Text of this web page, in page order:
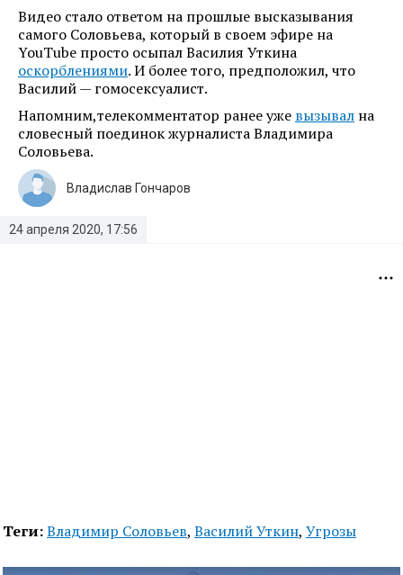
Видео стало ответом на прошлые высказывания
самого Соловьева, который в своем эфире на
YouTube просто осыпал Василия Уткина
оскорблениями. И более того, предположил, что
Василий — гомосексуалист.
Напомним,телекомментатор ранее уже вызывал на
словесный поединок журналиста Владимира
Соловьева.
24 апреля 2020, 17:56
Владислав Гончаров
Теги:Владимир Соловьев, Василий Уткин, Угрозы